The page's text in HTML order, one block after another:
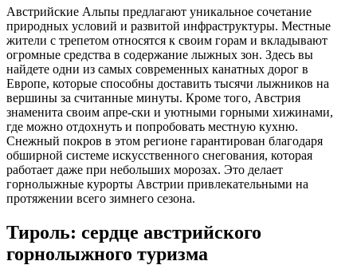
Австрийские Альпы предлагают уникальное сочетание
природных условий и развитой инфраструктуры. Местные
жители с трепетом относятся к своим горам и вкладывают
огромные средства в содержание лыжных зон. Здесь вы
найдете одни из самых современных канатных дорог в
Европе, которые способны доставить тысячи лыжников на
вершины за считанные минуты. Кроме того, Австрия
знаменита своим апре-ски и уютными горными хижинами,
где можно отдохнуть и попробовать местную кухню.
Снежный покров в этом регионе гарантирован благодаря
обширной системе искусственного снегования, которая
работает даже при небольших морозах. Это делает
горнолыжные курорты Австрии привлекательными на
протяжении всего зимнего сезона.
Тироль: сердце австрийского
горнолыжного туризма